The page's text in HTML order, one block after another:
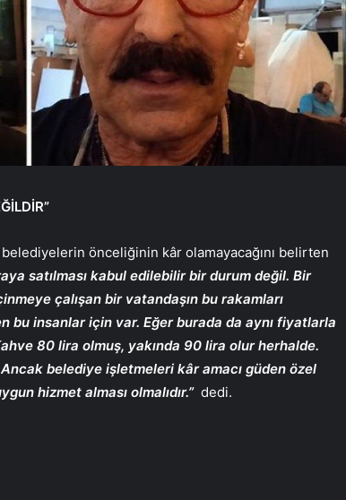
önceliğinin kâr olamayacağını belirten
satılması kabul edilebilir bir durum değil. Bir
çalışan bir vatandaşın bu rakamları
bu insanlar için var. Eğer burada da aynı fiyatlarla
80 lira olmuş, yakında 90 lira olur herhalde.
belediye işletmeleri kâr amacı güden özel
hizmet alması olmalıdır.” dedi.